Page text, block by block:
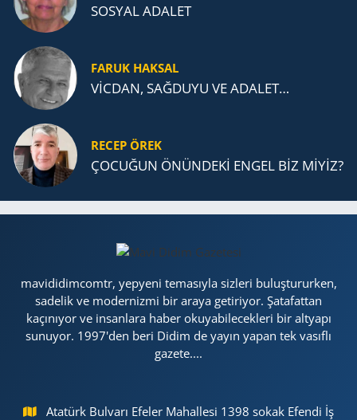
SOSYAL ADALET
FARUK HAKSAL
VİCDAN, SAĞ­DU­YU VE ADA­LET…
RECEP ÖREK
ÇOCUĞUN ÖNÜNDEKİ ENGEL BİZ MİYİZ?
mavididimcomtr, yepyeni temasıyla sizleri buluştururken,
sadelik ve modernizmi bir araya getiriyor. Şatafattan
kaçınıyor ve insanlara haber okuyabilecekleri bir altyapı
sunuyor. 1997'den beri Didim de yayın yapan tek vasıflı
gazete....
Atatürk Bulvarı Efeler Mahallesi 1398 sokak Efendi İş